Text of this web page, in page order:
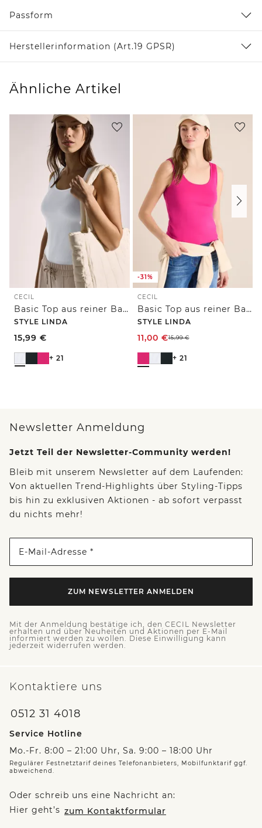
Passform
Herstellerinformation (Art.19 GPSR)
Ähnliche Artikel
CECIL
Basic Top aus reiner Baumwolle
STYLE LINDA
15,99 €
+ 21
-31%
CECIL
Basic Top aus reiner Baumwolle
STYLE LINDA
11,00 €15,99€
+ 21
Newsletter Anmeldung
Jetzt Teil der Newsletter-Community werden!
Bleib mit unserem Newsletter auf dem Laufenden:
Von aktuellen Trend-Highlights über Styling-Tipps
bis hin zu exklusiven Aktionen - ab sofort verpasst
du nichts mehr!
E-Mail-Adresse *
ZUM NEWSLETTER ANMELDEN
Mit der Anmeldung bestätige ich, den CECIL Newsletter
erhalten und über Neuheiten und Aktionen per E-Mail
informiert werden zu wollen. Diese Einwilligung kann
jederzeit widerrufen werden.
Kontaktiere uns
0512 31 4018
Service Hotline
Mo.-Fr. 8:00 – 21:00 Uhr, Sa. 9:00 – 18:00 Uhr
Regulärer Festnetztarif deines Telefonanbieters, Mobilfunktarif ggf.
abweichend.
Oder schreib uns eine Nachricht an:
Hier geht’s zum Kontaktformular